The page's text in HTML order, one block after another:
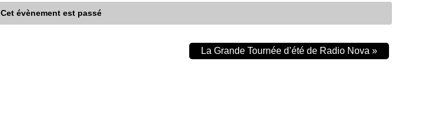
Cet évènement est passé
La Grande Tournée d’été de Radio Nova »